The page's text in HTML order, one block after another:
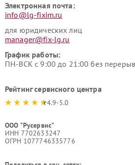
Электронная почта:
info@lg-fixim.ru
для юридических лиц
manager@fix-lg.ru
График работы:
ПН-ВСК с 9:00 до 21:00 без
Рейтинг сервисного центра
4.9-5.0
ООО "Русервис"
ИНН 7702633247
ОГРН 1077746335776